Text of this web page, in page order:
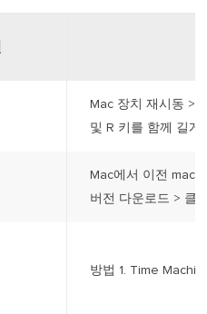
Mac 장치 재시동 >
및 R 키를 함께 길게
Mac에서 이전
버전 다운로드 > 클
방법 1. Time